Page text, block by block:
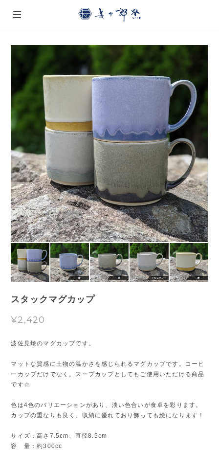
スタックマグカップ
¥2,420
波佐見焼のマグカップです。
マットな質感に土物の温かさを感じられるマグカップです。コーヒ
ーカップだけでなく。スープカップとしてもご使用いただける商品
です☆
色は4色のバリエーションがあり、淡い色合いが食卓を彩ります。
カップの重なりも良く、収納に優れており飾っても絵になります！
サイズ：高さ7.5cm、直径8.5cm
容 量：約300cc